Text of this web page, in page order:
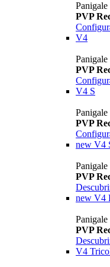
PVP
V4
PVP
V4 S
PVP
new V4
PVP
new V4
PVP
V4